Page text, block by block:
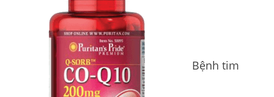
Bệnh tim